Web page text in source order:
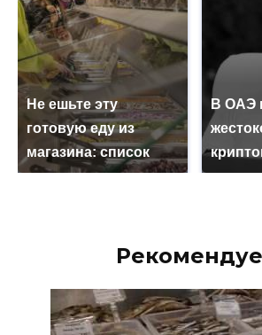
Не ешьте эту
готовую еду из
магазина: список
В ОАЭ